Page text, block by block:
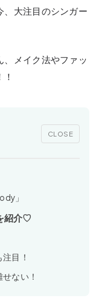
、大注目のシンガー
メイク法やファッ
CLOSE
」
紹介♡
目！
ない！